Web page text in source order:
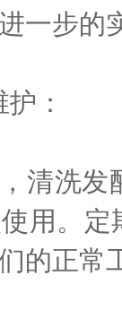
一步的
：
洗发
用。
的正常